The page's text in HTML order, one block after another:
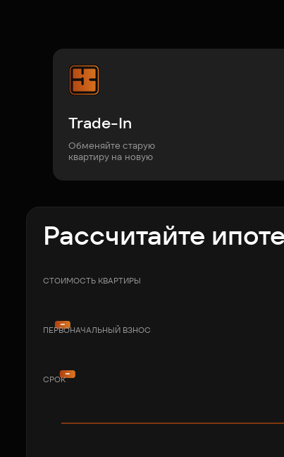
Trade-In
Обменяйте старую
квартиру на новую
Рассчитайте
СТОИМОСТЬ КВАРТИРЫ
ПЕРВОНАЧАЛЬНЫЙ ВЗНОС
СРОК